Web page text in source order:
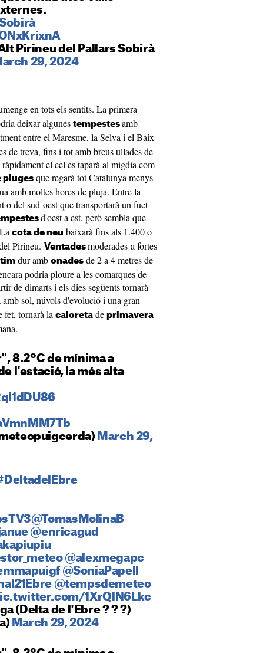
Pirineu del Pallars Sobirà
29, 2024
en tots els sentits. La primera
deixar algunes tempestes amb
entre el Maresme, la Selva i el Baix
de treva, fins i tot amb breus ullades de
el cel es taparà al migdia com
pluges que regarà tot Catalunya menys
amb moltes hores de pluja. Entre la
o del sud-oest que transportarà un fuet
d'oest a est, però sembla que
cota de neu baixarà fins als 1.400 o
Pirineu. Ventades moderades a fortes
dur amb onades de 2 a 4 metres de
podria ploure a les comarques de
de dimarts i els dies següents tornarà
amb sol, núvols d'evolució i una gran
fet, tornarà la caloreta de primavera
8.2ºC de mínima a
l'estació, la més alta
March 29,
@TomasMolinaB
@enricagud
@alexmegapc
@SoniaPapell
@tempsdemeteo
1XrQlN6Lkc
(Delta de l'Ebre ? ? ?)
March 29, 2024